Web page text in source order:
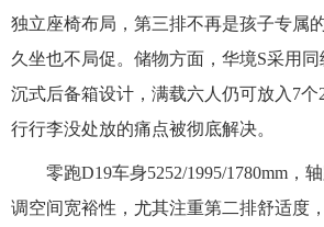
独立座椅布局，第三排不再是孩子专属
久坐也不局促。储物方面，华境S采用
沉式后备箱设计，满载六人仍可放入7个
行行李没处放的痛点被彻底解决。
零跑D19车身5252/1995/1780mm，
调空间宽裕性，尤其注重第二排舒适度